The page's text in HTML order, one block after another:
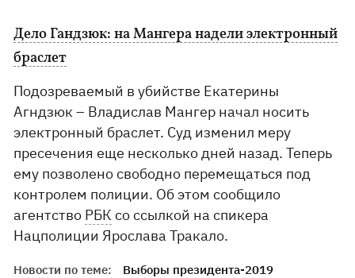
Дело Гандзюк: на Мангера надели электронный
браслет
Подозреваемый в убийстве Екатерины
Агндзюк – Владислав Мангер начал носить
электронный браслет. Суд изменил меру
пресечения еще несколько дней назад. Теперь
ему позволено свободно перемещаться под
контролем полиции. Об этом сообщило
агентство РБКсо ссылкой на спикера
Нацполиции Ярослава Тракало.
Новости по теме:
Выборы президента-2019